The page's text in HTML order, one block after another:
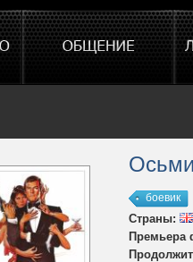
боевик
Страны:
Премьера